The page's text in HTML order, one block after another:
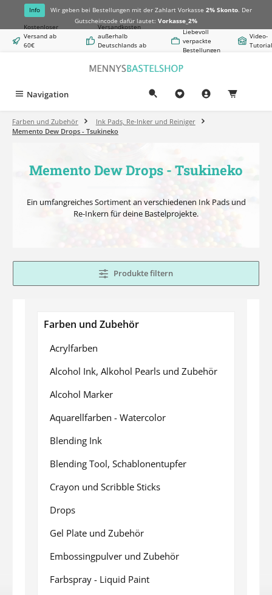
springen
Info Wir geben bei Bestellungen mit der Zahlart Vorkasse 2% Skonto. Der
Gutscheincode dafür lautet: Vorkasse_2%
Kostenloser
Versand ab
60€
Versandkosten
außerhalb
Deutschlands ab
Liebevoll
verpackte
Bestellungen
Video-
Navigation
Farben und Zubehör
Ink Pads, Re-Inker und Reiniger
Memento Dew Drops - Tsukineko
Memento Dew Drops - Tsukineko
Ein umfangreiches Sortiment an verschiedenen Ink Pads und
Re-Inkern für deine Bastelprojekte.
Produkte filtern
Farben und Zubehör
Acrylfarben
Alcohol Ink, Alkohol Pearls und Zubehör
Alcohol Marker
Aquarellfarben - Watercolor
Blending Ink
Blending Tool, Schablonentupfer
Crayon und Scribble Sticks
Drops
Gel Plate und Zubehör
Embossingpulver und Zubehör
Farbspray - Liquid Paint